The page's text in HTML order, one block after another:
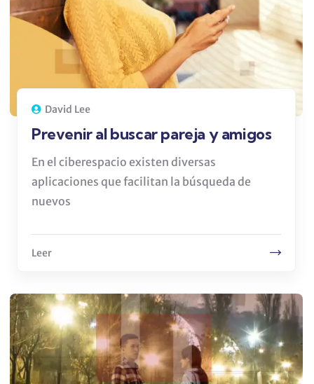
David Lee
Prevenir al buscar pareja y amigos
En el ciberespacio existen diversas
aplicaciones que facilitan la búsqueda de
nuevos
Leer